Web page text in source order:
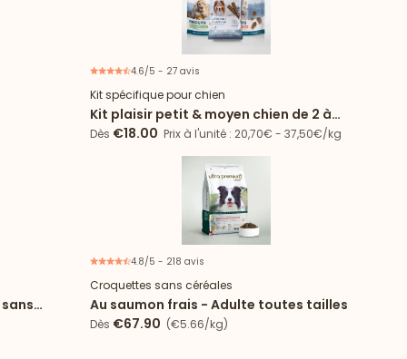
13% d'économie
4.6/5 - 27 avis
Kit spécifique pour chien
Kit plaisir petit & moyen chien de 2 à
25kg
Dès €18.00 Prix à l'unité : 20,70€ - 37,50€/kg
4.8/5 - 218 avis
Croquettes sans céréales
Au saumon frais - Adulte toutes tailles
Dès €67.90 (€5.66/kg)